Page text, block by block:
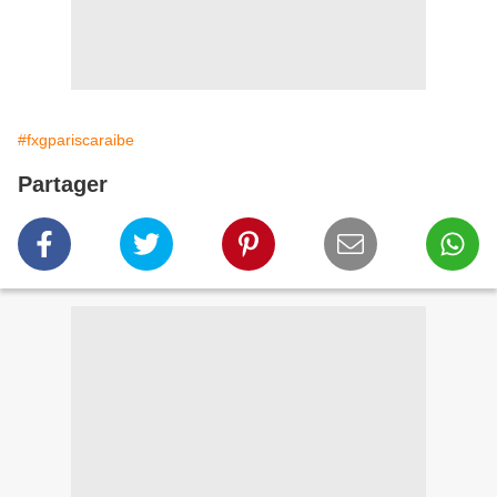
#fxgpariscaraibe
Partager